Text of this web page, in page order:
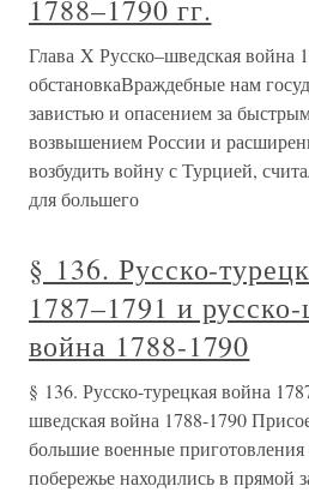
1788–1790 гг.
Глава X Русско–шведская война
обстановкаВраждебные нам
завистью и опасением за
возвышением России и
возбудить войну с Турцией,
для большего
§ 136. Русско-
1787–1791 и
война 1788-1790
§ 136. Русско-турецкая война
шведская война 1788-1790
большие военные
побережье находились в прямой